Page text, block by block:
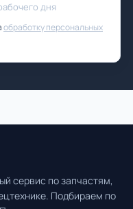
дня
обработку персональных
сервис по запчастям,
Подбираем по